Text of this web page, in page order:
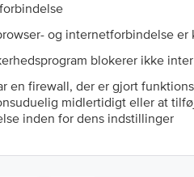
og internetforbindelse er
blokerer ikke
en firewall, der er gjort
midlertidigt eller at
inden for dens indstillinger